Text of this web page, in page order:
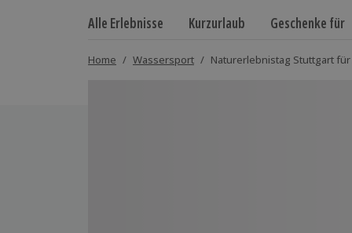
Alle Erlebnisse Kurzurlaub Geschenke für
Home / Wassersport / Naturerlebnistag Stuttgart für